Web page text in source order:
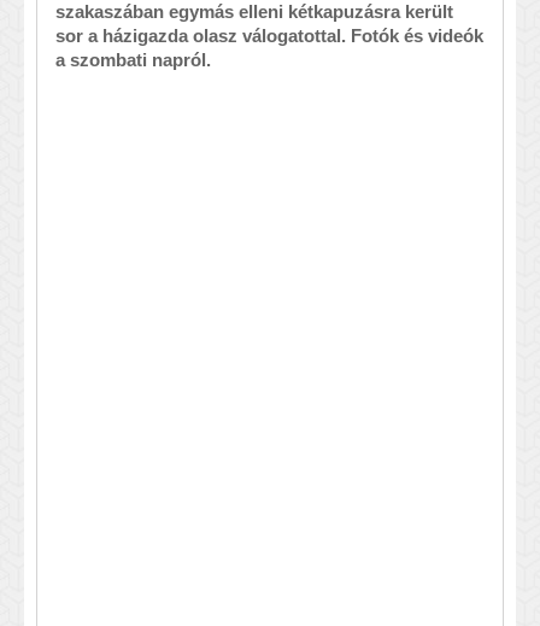
szakaszában egymás elleni kétkapuzásra került
sor a házigazda olasz válogatottal. Fotók és videók
a szombati napról.